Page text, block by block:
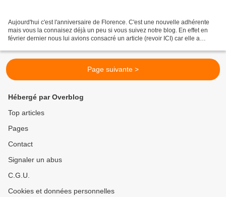
Aujourd'hui c'est l'anniversaire de Florence. C'est une nouvelle adhérente
mais vous la connaisez déjà un peu si vous suivez notre blog. En effet en
février dernier nous lui avions consacré un article (revoir ICI) car elle a
Page suivante >
Hébergé par Overblog
Top articles
Pages
Contact
Signaler un abus
C.G.U.
Cookies et données personnelles